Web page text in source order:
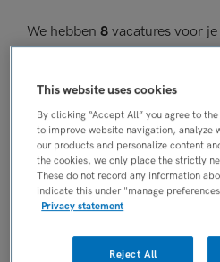
We hebben 8 vacatures voor
Vandaag
Gediplomeerde
UMCG, Groningen
FUNCTIE
Intensivecareverpleegkundige
This website uses cookies
By clicking “Accept All” you agree to
to improve website navigation, analyze
our products and personalize content
the cookies, we only place the strictly
These do not record any information
indicate this under "manage
Privacy statement
Reject All